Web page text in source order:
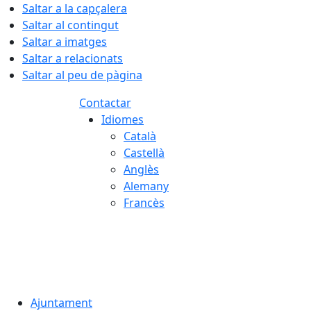
Saltar a la capçalera
Saltar al contingut
Saltar a imatges
Saltar a relacionats
Saltar al peu de pàgina
Contactar
Idiomes
Català
Castellà
Anglès
Alemany
Francès
Ajuntament